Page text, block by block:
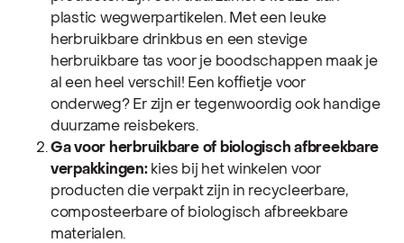
plastic wegwerpartikelen. Met een leuke
herbruikbare drinkbus en een stevige
herbruikbare tas voor je boodschappen maak je
al een heel verschil! Een koffietje voor
onderweg? Er zijn er tegenwoordig ook handige
duurzame reisbekers.
Ga voor herbruikbare of biologisch afbreekbare
verpakkingen:kies bij het winkelen voor
producten die verpakt zijn in recycleerbare,
composteerbare of biologisch afbreekbare
materialen.